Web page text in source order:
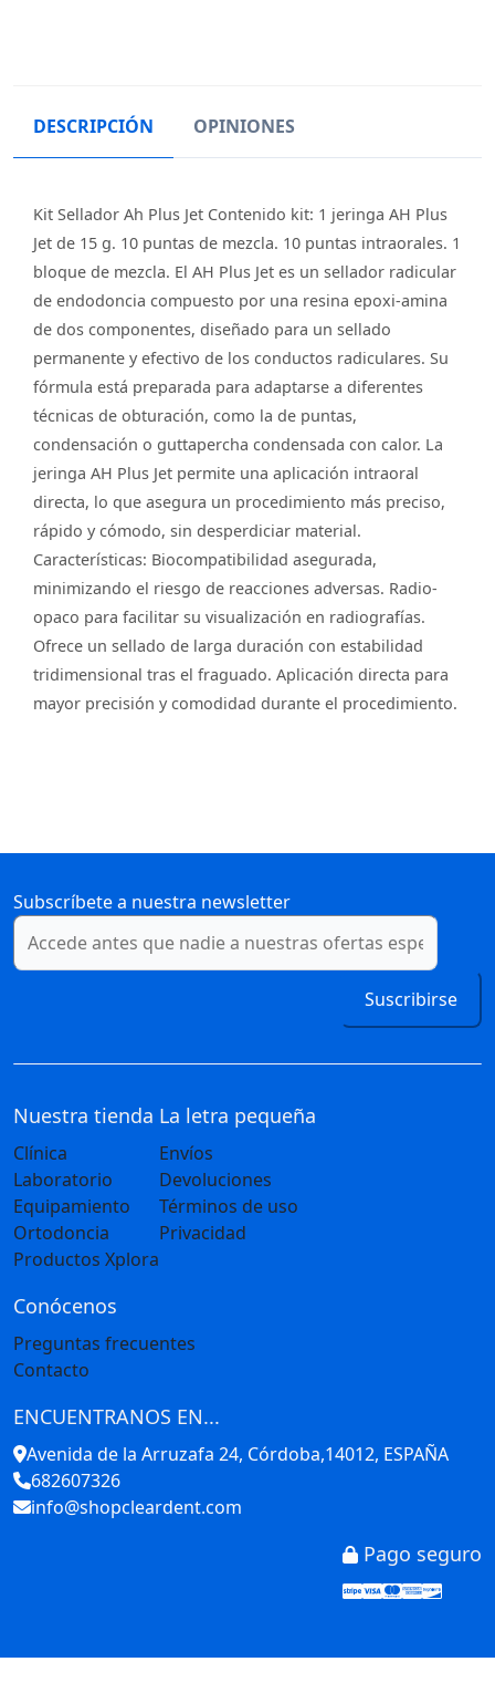
DESCRIPCIÓN OPINIONES
Kit Sellador Ah Plus Jet Contenido kit: 1 jeringa AH Plus
Jet de 15 g. 10 puntas de mezcla. 10 puntas intraorales. 1
bloque de mezcla. El AH Plus Jet es un sellador radicular
de endodoncia compuesto por una resina epoxi-amina
de dos componentes, diseñado para un sellado
permanente y efectivo de los conductos radiculares. Su
fórmula está preparada para adaptarse a diferentes
técnicas de obturación, como la de puntas,
condensación o guttapercha condensada con calor. La
jeringa AH Plus Jet permite una aplicación intraoral
directa, lo que asegura un procedimiento más preciso,
rápido y cómodo, sin desperdiciar material.
Características: Biocompatibilidad asegurada,
minimizando el riesgo de reacciones adversas. Radio-
opaco para facilitar su visualización en radiografías.
Ofrece un sellado de larga duración con estabilidad
tridimensional tras el fraguado. Aplicación directa para
mayor precisión y comodidad durante el procedimiento.
Subscríbete a nuestra newsletter
Suscribirse
Nuestra tienda
Clínica
Laboratorio
Equipamiento
Ortodoncia
Productos Xplora
La letra pequeña
Envíos
Devoluciones
Términos de uso
Privacidad
Conócenos
Preguntas frecuentes
Contacto
ENCUENTRANOS EN...
Avenida de la Arruzafa 24, Córdoba,14012, ESPAÑA
682607326
info@shopcleardent.com
Pago seguro
Stripe
Visa